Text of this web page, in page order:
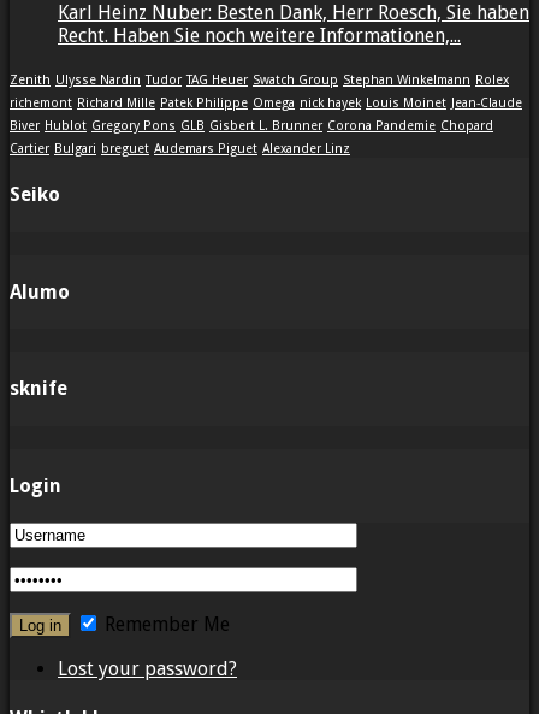
Karl Heinz Nuber: Besten Dank, Herr Roesch, Sie haben
Recht. Haben Sie noch weitere Informationen,...
Zenith Ulysse Nardin Tudor TAG Heuer Swatch Group Stephan Winkelmann Rolex
richemont Richard Mille Patek Philippe Omega nick hayek Louis Moinet
Jean-Claude
Biver Hublot Gregory Pons GLB Gisbert L. Brunner Corona Pandemie Chopard
Cartier Bulgari breguet Audemars Piguet Alexander Linz
Seiko
Alumo
sknife
Login
Remember Me
Lost your password?